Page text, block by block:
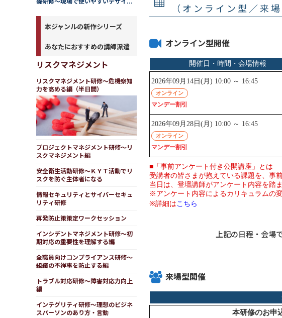
（オンライン型／来
オンライン型開催
上記の日程・会場
来場型開催
本ジャンルの新作シリーズ
あなたにおすすめの講師派遣
リスクマネジメント
リスクマネジメント研修～危機察知
力を高める編（半日間）
プロジェクトマネジメント研修～リ
スクマネジメント編
安全衛生活動研修～ＫＹＴ活動でリ
スクを防ぐ主体者になる
情報セキュリティとサイバーセキュ
リティ研修
再発防止策策定ワークセッション
インシデントマネジメント研修～初
期対応の重要性を理解する編
全職員向けコンプライアンス研修～
組織の不祥事を防止する編
トラブル対応研修～障害対応力向上
編
インテグリティ研修～理想のビジネ
スパーソンのあり方・言動